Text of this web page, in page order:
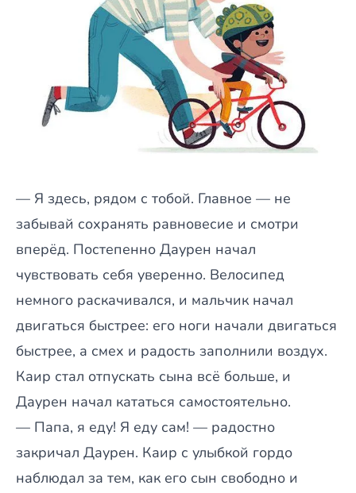
— Я здесь, рядом с тобой. Главное — не
забывай сохранять равновесие и смотри
вперёд. Постепенно Даурен начал
чувствовать себя уверенно. Велосипед
немного раскачивался, и мальчик начал
двигаться быстрее: его ноги начали двигаться
быстрее, а смех и радость заполнили воздух.
Каир стал отпускать сына всё больше, и
Даурен начал кататься самостоятельно.
— Папа, я еду! Я еду сам! — радостно
закричал Даурен. Каир с улыбкой гордо
наблюдал за тем, как его сын свободно и